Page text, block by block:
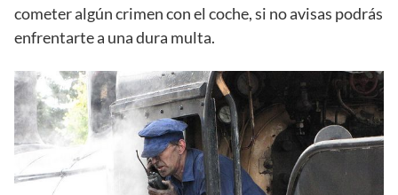
cometer algún crimen con el coche, si no avisas podrás
enfrentarte a una dura multa.